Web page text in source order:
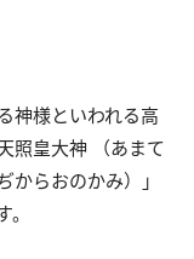
神様といわれる高
照皇大神 （あまて
からおのかみ）」